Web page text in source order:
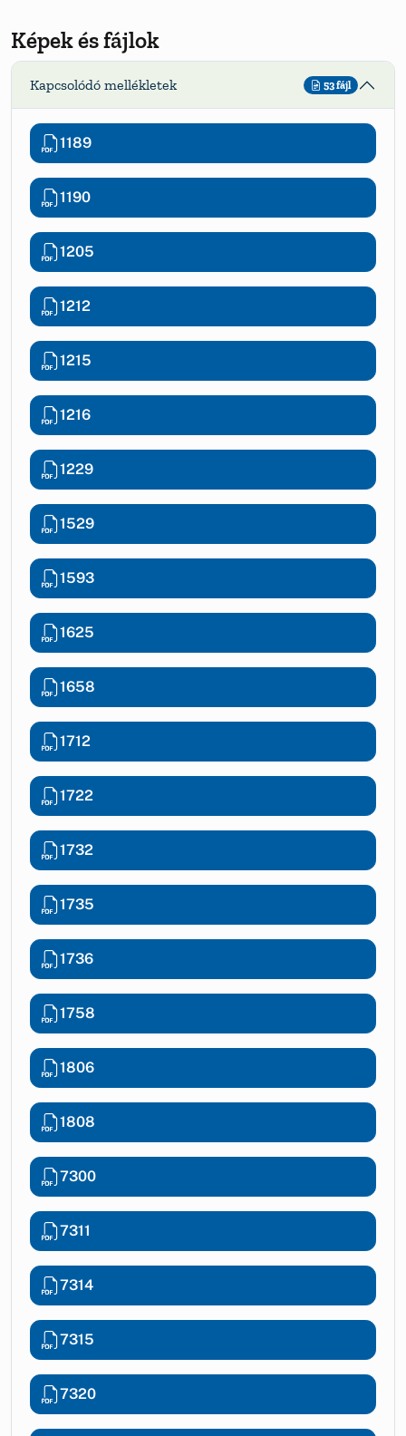
Képek és fájlok
Kapcsolódó mellékletek 53 fájl
1189
1190
1205
1212
1215
1216
1229
1529
1593
1625
1658
1712
1722
1732
1735
1736
1758
1806
1808
7300
7311
7314
7315
7320